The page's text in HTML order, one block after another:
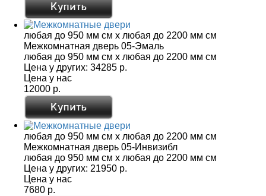
любая до 950 мм см x любая до 2200 мм см
Межкомнатная дверь 05-Эмаль
любая до 950 мм см x любая до 2200 мм см
Цена у других: 34285 р.
Цена у нас
12000 р.
любая до 950 мм см x любая до 2200 мм см
Межкомнатная дверь 05-Инвизибл
любая до 950 мм см x любая до 2200 мм см
Цена у других: 21950 р.
Цена у нас
7680 р.